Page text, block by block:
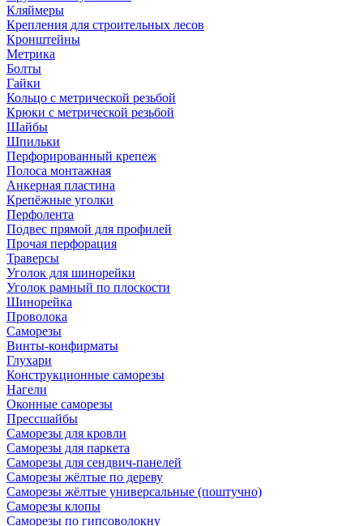
Кляймеры
Крепления для строительных лесов
Кронштейны
Метрика
Болты
Гайки
Кольцо с метрической резьбой
Крюки с метрической резьбой
Шайбы
Шпильки
Перфорированный крепеж
Полоса монтажная
Анкерная пластина
Крепёжные уголки
Перфолента
Подвес прямой для профилей
Прочая перфорация
Траверсы
Уголок для шинорейки
Уголок рамный по плоскости
Шинорейка
Проволока
Саморезы
Винты-конфирматы
Глухари
Конструкционные саморезы
Нагели
Оконные саморезы
Прессшайбы
Саморезы для кровли
Саморезы для паркета
Саморезы для сендвич-панелей
Саморезы жёлтые по дереву
Саморезы жёлтые универсальные (поштучно)
Саморезы клопы
Саморезы по гипсоволокну